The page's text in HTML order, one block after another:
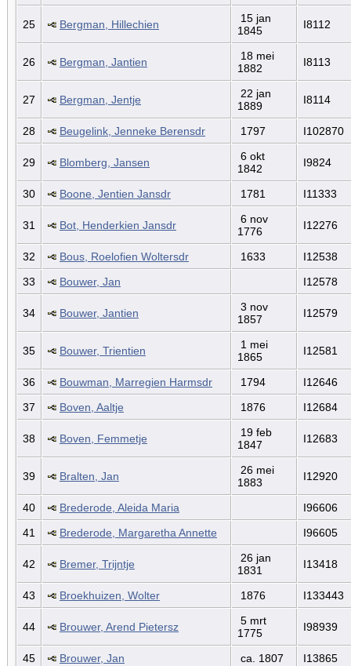
25 Bergman, Hillechien
15 jan
1845
I8112
26 Bergman, Jantien
18 mei
1882
I8113
27 Bergman, Jentje
22 jan
1889
I8114
28 Beugelink, Jenneke Berensdr 1797 I102870
29 Blomberg, Jansen
6 okt
1842
I9824
30 Boone, Jentien Jansdr 1781 I11333
31 Bot, Henderkien Jansdr
6 nov
1776
I12276
32 Bous, Roelofien Woltersdr 1633
I12538
33
Bouwer, Jan I12578
34 Bouwer, Jantien
3 nov
1857
I12579
35 Bouwer, Trientien
1 mei
1865
I12581
36 Bouwman, Marregien Harmsdr 1794
I12646
37
Boven, Aaltje 1876 I12684
38 Boven, Femmetje
19 feb
1847
I12683
39 Bralten, Jan
26 mei
1883
I12920
40 Brederode, Aleida Maria
I96606
41
Brederode, Margaretha Annette I96605
42 Bremer, Trijntje
26 jan
1831
I13418
43 Broekhuizen, Wolter 1876 I133443
44 Brouwer, Arend Pietersz
5 mrt
1775
I98939
45 Brouwer, Jan ca. 1807 I13865